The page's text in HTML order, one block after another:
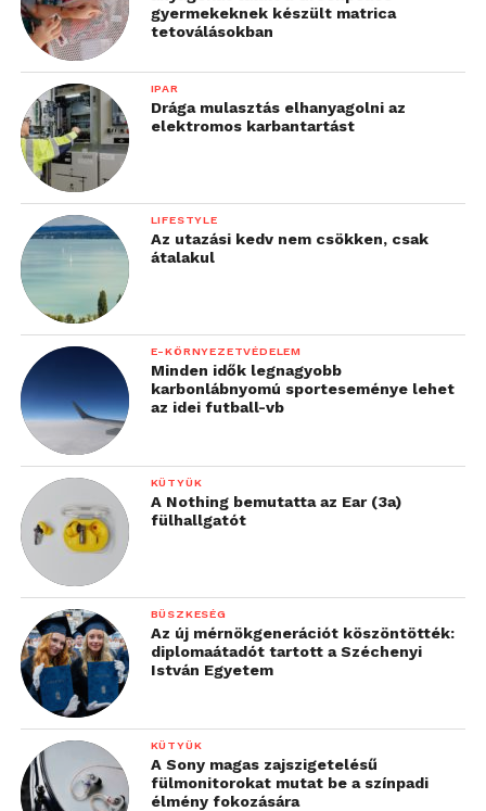
gyermekeknek készült matrica
tetoválásokban
IPAR
Drága mulasztás elhanyagolni az
elektromos karbantartást
LIFESTYLE
Az utazási kedv nem csökken, csak
átalakul
E-KÖRNYEZETVÉDELEM
Minden idők legnagyobb
karbonlábnyomú sporteseménye lehet
az idei futball-vb
KÜTYÜK
A Nothing bemutatta az Ear (3a)
fülhallgatót
BÜSZKESÉG
Az új mérnökgenerációt köszöntötték:
diplomaátadót tartott a Széchenyi
István Egyetem
KÜTYÜK
A Sony magas zajszigetelésű
fülmonitorokat mutat be a színpadi
élmény fokozására